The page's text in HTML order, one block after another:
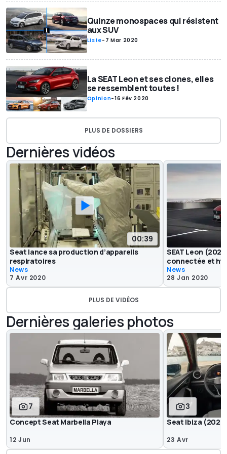
Quinze monospaces qui résistent
aux SUV
Liste- 7 Mar 2020
La SEAT Leon et ses clones, elles
se ressemblent toutes !
Opinion-16 Fév 2020
PLUS DE DOSSIERS
Dernières vidéos
00:39
Seat lance sa production d’appareils
respiratoires
News
7 Avr 2020
SEAT Leon
connectée et
News
28 Jan 2020
PLUS DE VIDÉOS
Dernières galeries photos
7
Concept Seat Marbella Playa
12 Jun
3
Seat Ibiza
23 Avr